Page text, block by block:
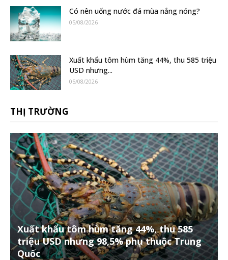
Có nên uống nước đá mùa nắng nóng?
05/08/2026
Xuất khẩu tôm hùm tăng 44%, thu 585 triệu
USD nhưng...
05/08/2026
THỊ TRƯỜNG
Xuất khẩu tôm hùm tăng 44%, thu 585
triệu USD nhưng 98,5% phụ thuộc Trung
Quốc